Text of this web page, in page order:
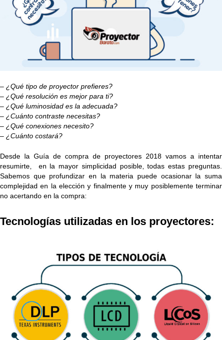
– ¿Qué tipo de proyector prefieres?
– ¿Qué resolución es mejor para ti?
– ¿Qué luminosidad es la adecuada?
– ¿Cuánto contraste necesitas?
– ¿Qué conexiones necesito?
– ¿Cuánto costará?
Desde la Guía de compra de proyectores 2018 vamos a intentar
resumirte, en la mayor simplicidad posible, todas estas preguntas.
Sabemos que profundizar en la materia puede ocasionar la suma
complejidad en la elección y finalmente y muy posiblemente terminar
no acertando en la compra:
Tecnologías utilizadas en los proyectores: